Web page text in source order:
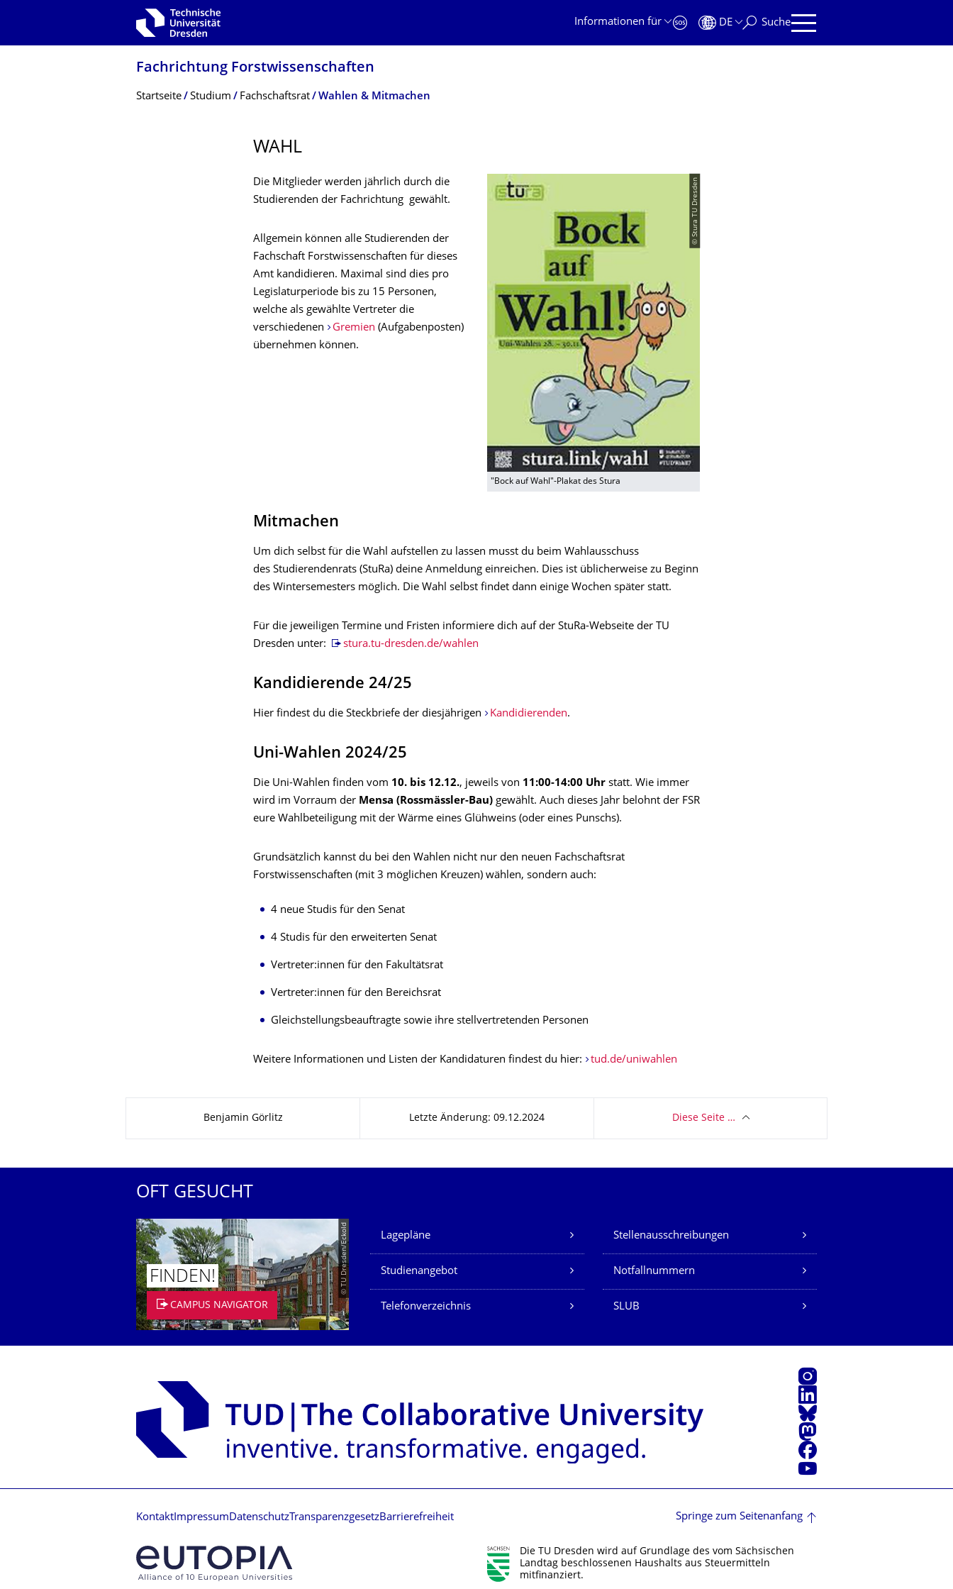
Zur Hauptnavigation springen
Informationen für
DE Suche
Fachrichtung Forstwissenschaf­ten
Breadcrumb-Menü
Startseite Studium Fachschaftsrat Wahlen & Mitmachen
WAHL
© Stura TU Dresden
"Bock auf Wahl"-Plakat des Stura
Die Mitglieder werden jährlich durch die
Studierenden der Fachrichtung gewählt.
Allgemein können alle Studierenden der
Fachschaft Forstwissenschaften für dieses
Amt kandidieren. Maximal sind dies pro
Legislaturperiode bis zu 15 Personen,
welche als gewählte Vertreter die
verschiedenen
Gremien (Aufgabenposten)
übernehmen können.
Mitmachen
Um dich selbst für die Wahl aufstellen zu lassen musst du beim Wahlausschuss
des Studierendenrats (StuRa) deine Anmeldung einreichen. Dies ist üblicherweise zu Beginn
des Wintersemesters möglich. Die Wahl selbst findet dann einige Wochen später statt.
Für die jeweiligen Termine und Fristen informiere dich auf der StuRa-Webseite der TU
Dresden unter:
stura.tu-dresden.de/wahlen
Kandidierende 24/25
Hier findest du die Steckbriefe der diesjährigen Kandidierenden.
Uni-Wahlen 2024/25
Die Uni-Wahlen finden vom 10. bis 12.12., jeweils von 11:00-14:00 Uhr statt. Wie immer
wird im Vorraum der Mensa (Rossmässler-Bau) gewählt. Auch dieses Jahr belohnt der FSR
eure Wahlbeteiligung mit der Wärme eines Glühweins (oder eines Punschs).
Grundsätzlich kannst du bei den Wahlen nicht nur den neuen Fachschaftsrat
Forstwissenschaften (mit 3 möglichen Kreuzen) wählen, sondern auch:
4 neue Studis für den Senat
4 Studis für den erweiterten Senat
Vertreter:innen für den Fakultätsrat
Vertreter:innen für den Bereichsrat
Gleichstellungsbeauftragte sowie ihre stellvertretenden Personen
Weitere Informationen und Listen der Kandidaturen findest du hier: tud.de/uniwahlen
Benjamin Görlitz Letzte Änderung: 09.12.2024 Diese Seite …
OFT GESUCHT
© TU Dresden/Eckold
FINDEN!
CAMPUS NAVIGATOR
Unsere Dienste
Lagepläne Stellenausschreibungen
Studienangebot Notfallnummern
Telefonverzeichnis SLUB
Instagram
LinkedIn
Bluesky
Mastodon
Facebook
Youtube
Kontakt Impressum DatenschutzTransparenzgesetzBarrierefreiheit Springe zum Seitenanfang
Die TU Dresden wird auf Grundlage des vom Sächsischen
Landtag beschlossenen Haushalts aus Steuermitteln
mitfinanziert.